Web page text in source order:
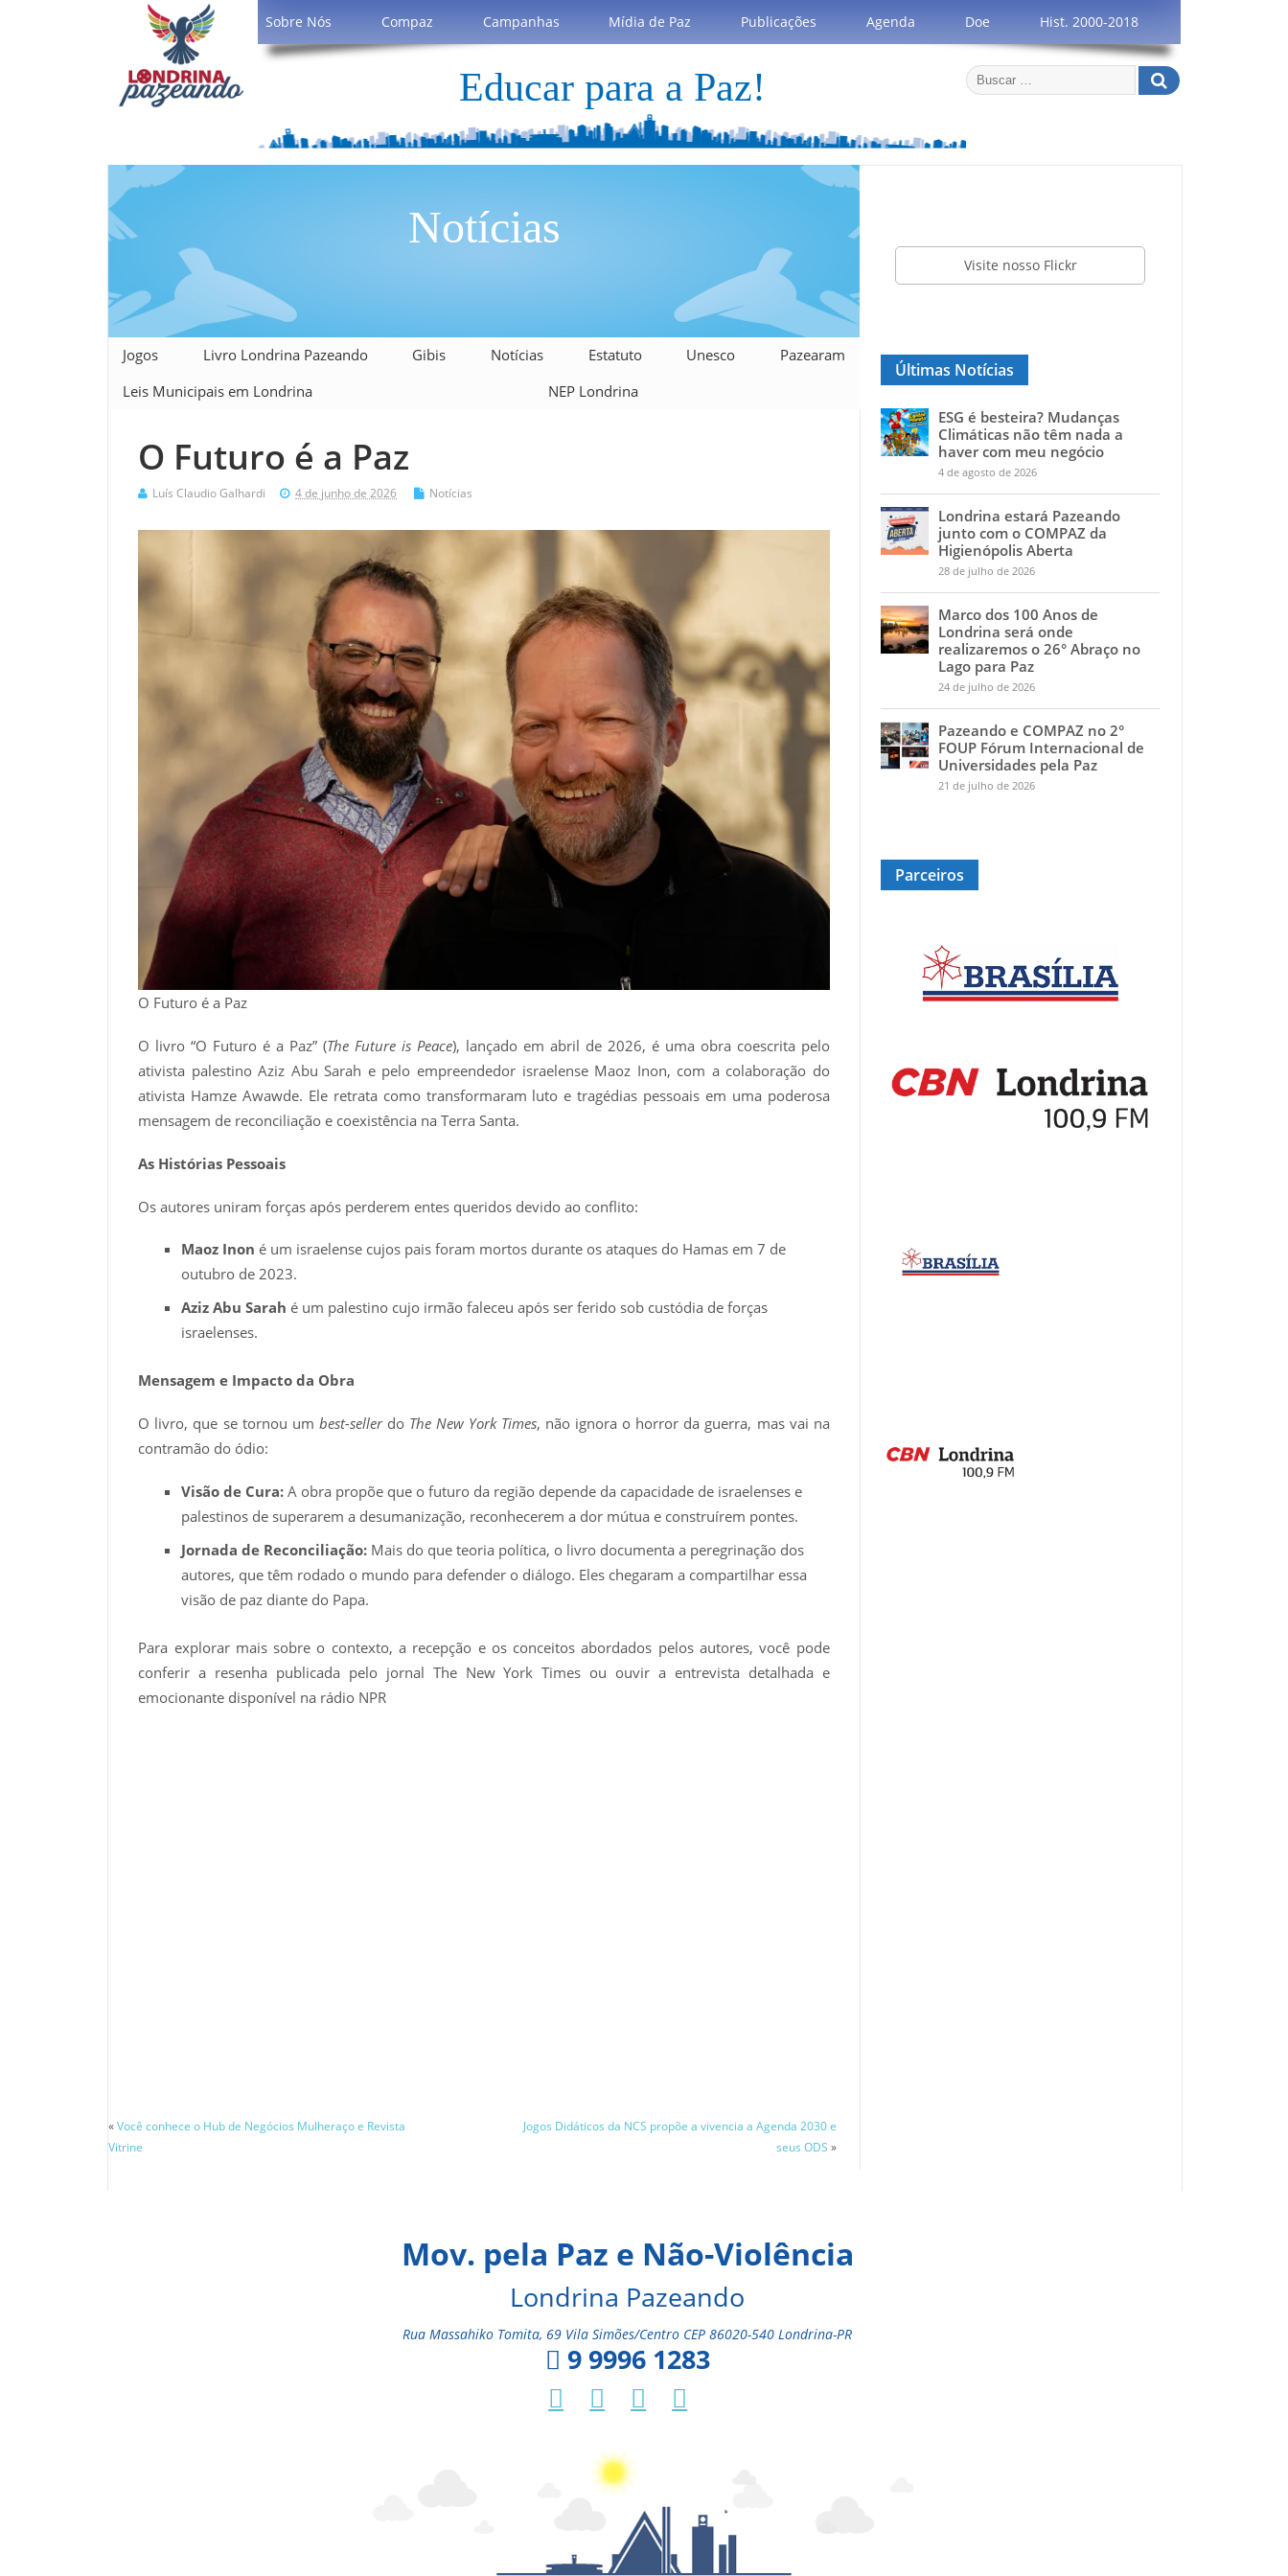
Sobre Nós Compaz Campanhas Mídia de Paz Publicações Agenda Doe Hist. 2000-2018
Educar para a Paz!
Notícias
Jogos Livro Londrina Pazeando Gibis Notícias Estatuto Unesco
Pazearam
Leis Municipais em Londrina
NEP Londrina
O Futuro é a Paz
Luís Claudio Galhardi 4 de junho de 2026 Notícias
O Futuro é a Paz
O livro “O Futuro é a Paz” (The Future is Peace), lançado em abril de 2026, é uma obra coescrita pelo
ativista palestino Aziz Abu Sarah e pelo empreendedor israelense Maoz Inon, com a colaboração do
ativista Hamze Awawde. Ele retrata como transformaram luto e tragédias pessoais em uma poderosa
mensagem de reconciliação e coexistência na Terra Santa.
As Histórias Pessoais
Os autores uniram forças após perderem entes queridos devido ao conflito:
Maoz Inon é um israelense cujos pais foram mortos durante os ataques do Hamas em 7 de
outubro de 2023.
Aziz Abu Sarah é um palestino cujo irmão faleceu após ser ferido sob custódia de forças
israelenses.
Mensagem e Impacto da Obra
O livro, que se tornou um best-sellerdo The New York Times, não ignora o horror da guerra, mas vai na
contramão do ódio:
Visão de Cura: A obra propõe que o futuro da região depende da capacidade de israelenses e
palestinos de superarem a desumanização, reconhecerem a dor mútua e construírem pontes.
Jornada de Reconciliação: Mais do que teoria política, o livro documenta a peregrinação dos
autores, que têm rodado o mundo para defender o diálogo. Eles chegaram a compartilhar essa
visão de paz diante do Papa.
Para explorar mais sobre o contexto, a recepção e os conceitos abordados pelos autores, você pode
conferir a resenha publicada pelo jornal The New York Times ou ouvir a entrevista detalhada e
emocionante disponível na rádio NPR
«Você conhece o Hub de Negócios Mulheraço e Revista
Vitrine
Jogos Didáticos da NCS propõe a vivencia a Agenda 2030 e
seus ODS »
Visite nosso Flickr
Últimas Notícias
ESG é besteira? Mudanças
Climáticas não têm nada a
haver com meu negócio
4 de agosto de 2026
Londrina estará Pazeando
junto com o COMPAZ da
Higienópolis Aberta
28 de julho de 2026
Marco dos 100 Anos de
Londrina será onde
realizaremos o 26° Abraço no
Lago para Paz
24 de julho de 2026
Pazeando e COMPAZ no 2°
FOUP Fórum Internacional de
Universidades pela Paz
21 de julho de 2026
Parceiros
Mov. pela Paz e Não-Violência
Londrina Pazeando
Rua Massahiko Tomita, 69 Vila Simões/Centro CEP 86020-540 Londrina-PR
9 9996 1283